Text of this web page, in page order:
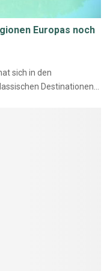
Europas noch
sich in den
Destinationen...